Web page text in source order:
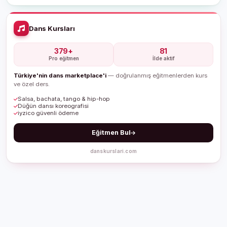
Dans Kursları
379+
Pro eğitmen
81
İlde aktif
Türkiye'nin dans marketplace'i — doğrulanmış eğitmenlerden kurs
ve özel ders.
Salsa, bachata, tango & hip-hop
Düğün dansı koreografisi
iyzico güvenli ödeme
Eğitmen Bul
danskurslari.com